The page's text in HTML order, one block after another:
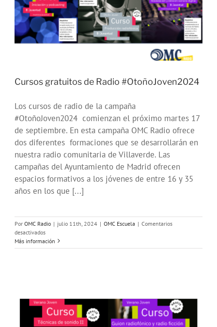
Cursos gratuitos de Radio #OtoñoJoven2024
Los cursos de radio de la campaña
#OtoñoJoven2024 comienzan el próximo martes 17
de septiembre. En esta campaña OMC Radio ofrece
dos diferentes formaciones que se desarrollarán en
nuestra radio comunitaria de Villaverde. Las
campañas del Ayuntamiento de Madrid ofrecen
espacios formativos a los jóvenes de entre 16 y 35
años en los que [...]
Por OMC Radio | julio 11th, 2024 | OMC Escuela | Comentarios
desactivadosen
Cursos
gratuitos
Más información